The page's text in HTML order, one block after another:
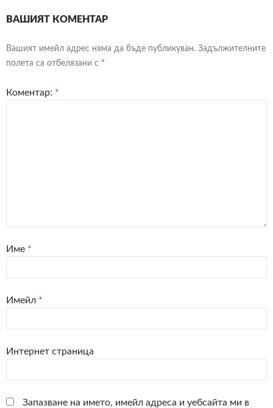
ВАШИЯТ КОМЕНТАР
Вашият имейл адрес няма да бъде публикуван. Задължителните
полета са отбелязани с *
Коментар: *
Име *
Имейл *
Интернет страница
Запазване на името, имейл адреса и уебсайта ми в